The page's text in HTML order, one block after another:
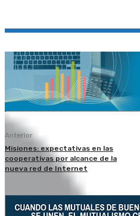
Anterior
Misiones: expectativas en las
cooperativas por alcance de la
nueva red de Internet